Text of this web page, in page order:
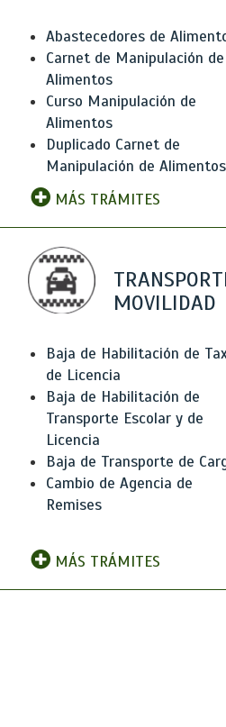
Abastecedores de
Carnet de Manipulación de
Alimentos
Curso Manipulación de
Alimentos
Duplicado Carnet de
Manipulación de Alimentos
MÁS TRÁMITES
MOVILIDAD
Baja de Habilitación de
de Licencia
Baja de Habilitación de
Transporte Escolar y de
Licencia
Baja de Transporte de
Cambio de Agencia de
Remises
MÁS TRÁMITES